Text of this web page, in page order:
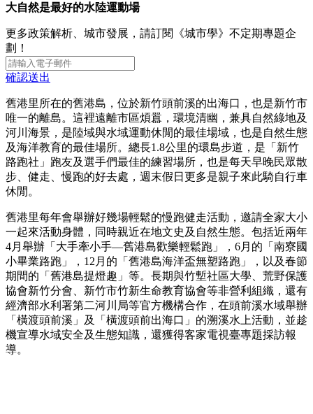
大自然是最好的水陸運動場
更多政策解析、城市發展，請訂閱《城市學》不定期專題企
劃！
確認送出
舊港里所在的舊港島，位於新竹頭前溪的出海口，也是新竹市
唯一的離島。這裡遠離市區煩囂，環境清幽，兼具自然綠地及
河川海景，是陸域與水域運動休閒的最佳場域，也是自然生態
及海洋教育的最佳場所。總長1.8公里的環島步道，是「新竹
路跑社」跑友及選手們最佳的練習場所，也是每天早晚民眾散
步、健走、慢跑的好去處，週末假日更多是親子來此騎自行車
休閒。
舊港里每年會舉辦好幾場輕鬆的慢跑健走活動，邀請全家大小
一起來活動身體，同時親近在地文史及自然生態。包括近兩年
4月舉辦「大手牽小手—舊港島歡樂輕鬆跑」，6月的「南寮國
小畢業路跑」，12月的「舊港島海洋盃無塑路跑」，以及春節
期間的「舊港島提燈趣」等。長期與竹塹社區大學、荒野保護
協會新竹分會、新竹市竹新生命教育協會等非營利組織，還有
經濟部水利署第二河川局等官方機構合作，在頭前溪水域舉辦
「橫渡頭前溪」及「橫渡頭前出海口」的溯溪水上活動，並趁
機宣導水域安全及生態知識，還獲得客家電視臺專題採訪報
導。